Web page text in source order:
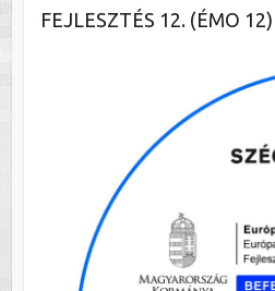
FEJLESZTÉS 12. (ÉMO 12)